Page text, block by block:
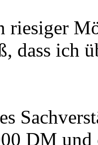
riesiger
dass ich
DM